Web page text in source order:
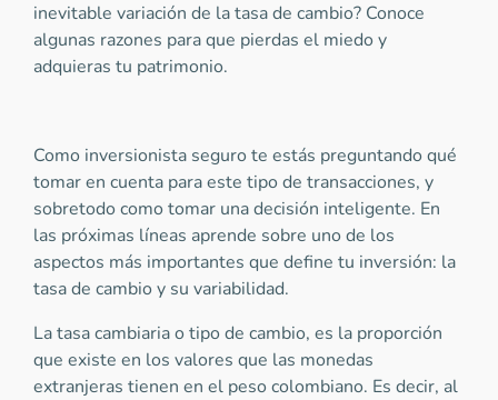
inevitable variación de la tasa de cambio? Conoce
algunas razones para que pierdas el miedo y
adquieras tu patrimonio.
Como inversionista seguro te estás preguntando qué
tomar en cuenta para este tipo de transacciones, y
sobretodo como tomar una decisión inteligente. En
las próximas líneas aprende sobre uno de los
aspectos más importantes que define tu inversión: la
tasa de cambio y su variabilidad.
La tasa cambiaria o tipo de cambio, es la proporción
que existe en los valores que las monedas
extranjeras tienen en el peso colombiano. Es decir, al